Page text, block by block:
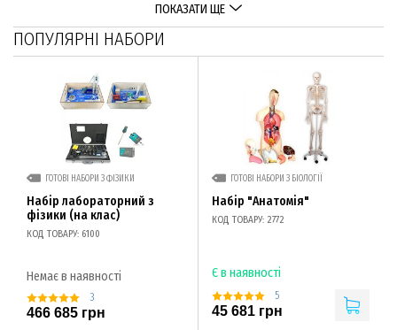
ПОКАЗАТИ ЩЕ
ПОПУЛЯРНІ НАБОРИ
ГОТОВІ НАБОРИ З ФІЗИКИ
Набір лабораторний з
фізики (на клас)
КОД ТОВАРУ: 6100
Немає в наявності
3
466 685 грн
ГОТОВІ НАБОРИ З БІОЛОГІЇ
Набір "Анатомія"
КОД ТОВАРУ: 2772
Є в наявності
5
45 681 грн